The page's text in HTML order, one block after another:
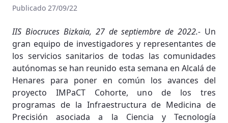
Publicado 27/09/22
IIS Biocruces Bizkaia, 27 de septiembre de 2022.- Un
gran equipo de investigadores y representantes de
los servicios sanitarios de todas las comunidades
autónomas se han reunido esta semana en Alcalá de
Henares para poner en común los avances del
proyecto IMPaCT Cohorte, uno de los tres
programas de la Infraestructura de Medicina de
Precisión asociada a la Ciencia y Tecnología